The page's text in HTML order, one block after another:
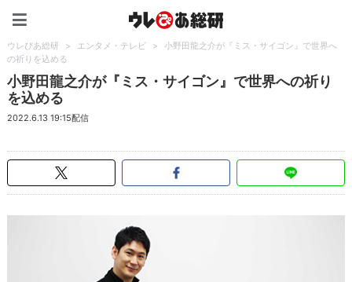
ウレぴあ総研 > エンタメ・テレビ >
小野田龍之介が『ミス・サイゴン』で世界へ
の祈りを込める
小野田龍之介が『ミス・サイゴン』で世界への祈り
を込める
2022.6.13 19:15配信